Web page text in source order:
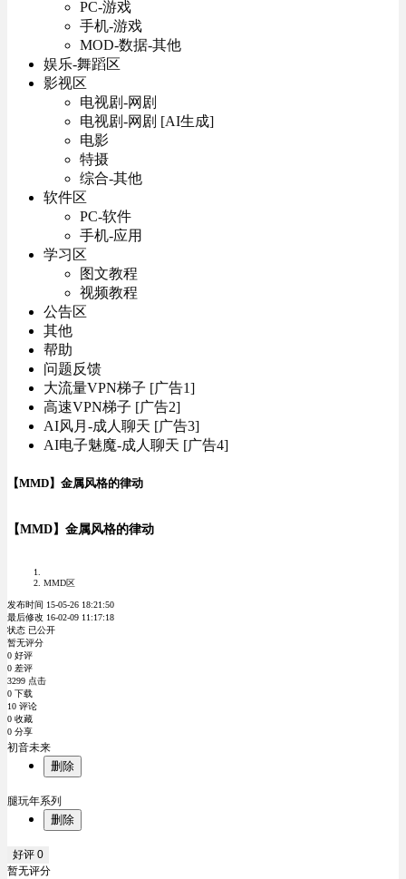
PC-游戏
手机-游戏
MOD-数据-其他
娱乐-舞蹈区
影视区
电视剧-网剧
电视剧-网剧 [AI生成]
电影
特摄
综合-其他
软件区
PC-软件
手机-应用
学习区
图文教程
视频教程
公告区
其他
帮助
问题反馈
大流量VPN梯子 [广告1]
高速VPN梯子 [广告2]
AI风月-成人聊天 [广告3]
AI电子魅魔-成人聊天 [广告4]
【MMD】金属风格的律动
【MMD】金属风格的律动
MMD区
发布时间 15-05-26 18:21:50
最后修改 16-02-09 11:17:18
状态 已公开
暂无评分
0 好评
0 差评
3299 点击
0 下载
10 评论
0 收藏
0 分享
初音未来
删除
腿玩年系列
删除
好评 0
暂无评分